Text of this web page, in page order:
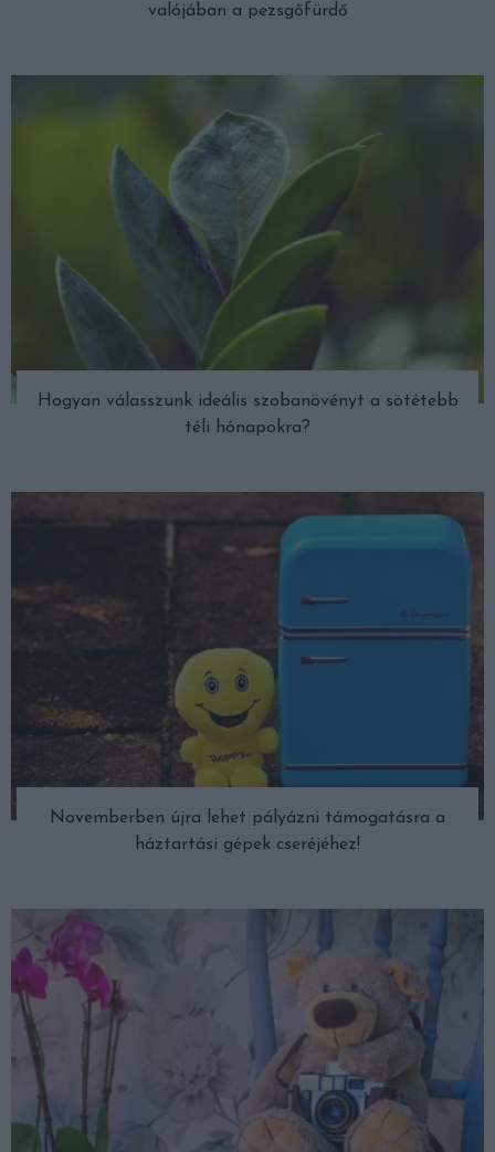
valójában a pezsgőfürdő
Hogyan válasszunk ideális szobanövényt a sötétebb
téli hónapokra?
Novemberben újra lehet pályázni támogatásra a
háztartási gépek cseréjéhez!